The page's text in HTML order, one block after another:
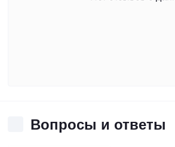
Вопросы и ответы